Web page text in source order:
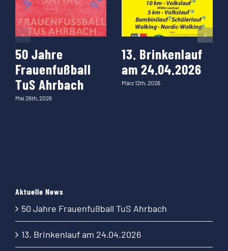
50 Jahre
Frauenfußball
TuS Ahrbach
Mai 26th, 2026
13. Brinkenlauf
am 24.04.2026
März 12th, 2026
Aktuelle News
50 Jahre Frauenfußball TuS Ahrbach
13. Brinkenlauf am 24.04.2026